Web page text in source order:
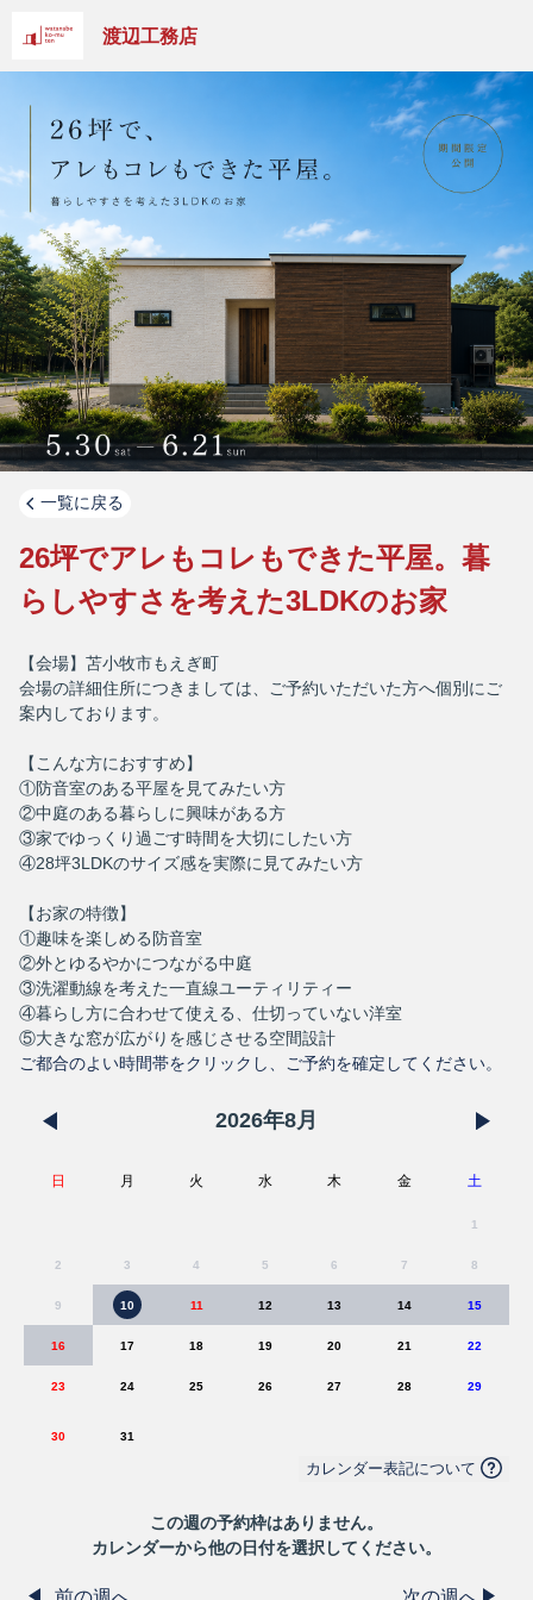
渡辺工務店
一覧に戻る
26坪でアレもコレもできた平屋。暮
らしやすさを考えた3LDKのお家
【会場】苫小牧市もえぎ町
会場の詳細住所につきましては、ご予約いただいた方へ個別にご
案内しております。
【こんな方におすすめ】
①防音室のある平屋を見てみたい方
②中庭のある暮らしに興味がある方
③家でゆっくり過ごす時間を大切にしたい方
④28坪3LDKのサイズ感を実際に見てみたい方
【お家の特徴】
①趣味を楽しめる防音室
②外とゆるやかにつながる中庭
③洗濯動線を考えた一直線ユーティリティー
④暮らし方に合わせて使える、仕切っていない洋室
⑤大きな窓が広がりを感じさせる空間設計
ご都合のよい時間帯をクリックし、ご予約を確定してください。
2026年8月
日 月 火 水 木 金 土
1
2 3 4 5 6 7 8
9 10 11 12 13 14 15
16 17 18 19 20 21 22
23 24 25 26 27 28 29
30 31
カレンダー表記について
この週の予約枠はありません。
カレンダーから他の日付を選択してください。